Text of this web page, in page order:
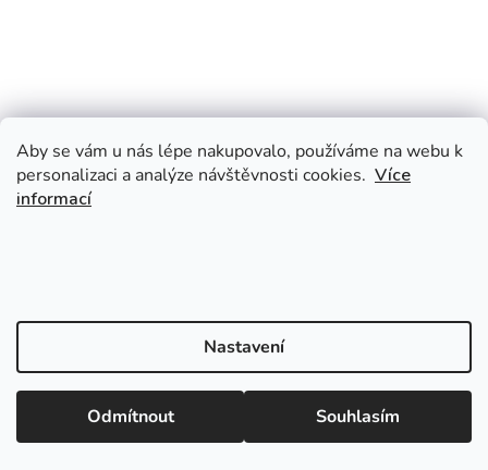
Aby se vám u nás lépe nakupovalo, používáme na webu k
personalizaci a analýze návštěvnosti cookies. Více
informací
Nastavení
Odmítnout Souhlasím